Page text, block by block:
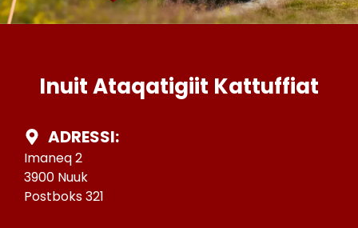
Inuit Ataqatigiit Kattuffiat
ADRESSI:
Imaneq 2
3900 Nuuk
Postboks 321